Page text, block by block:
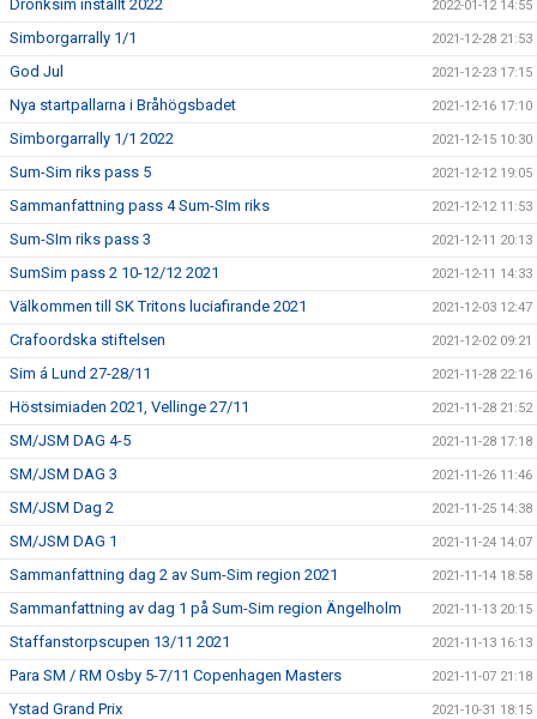
Dronksim inställt 2022 2022-01-12 14:55
Simborgarrally 1/1 2021-12-28 21:53
God Jul 2021-12-23 17:15
Nya startpallarna i Bråhögsbadet 2021-12-16 17:10
Simborgarrally 1/1 2022 2021-12-15 10:30
Sum-Sim riks pass 5 2021-12-12 19:05
Sammanfattning pass 4 Sum-SIm riks 2021-12-12 11:53
Sum-SIm riks pass 3 2021-12-11 20:13
SumSim pass 2 10-12/12 2021 2021-12-11 14:33
Välkommen till SK Tritons luciafirande 2021 2021-12-03 12:47
Crafoordska stiftelsen 2021-12-02 09:21
Sim á Lund 27-28/11 2021-11-28 22:16
Höstsimiaden 2021, Vellinge 27/11 2021-11-28 21:52
SM/JSM DAG 4-5 2021-11-28 17:18
SM/JSM DAG 3 2021-11-26 11:46
SM/JSM Dag 2 2021-11-25 14:38
SM/JSM DAG 1 2021-11-24 14:07
Sammanfattning dag 2 av Sum-Sim region 2021 2021-11-14 18:58
Sammanfattning av dag 1 på Sum-Sim region Ängelholm 2021-11-13 20:15
Staffanstorpscupen 13/11 2021 2021-11-13 16:13
Para SM / RM Osby 5-7/11 Copenhagen Masters 2021-11-07 21:18
Ystad Grand Prix 2021-10-31 18:15